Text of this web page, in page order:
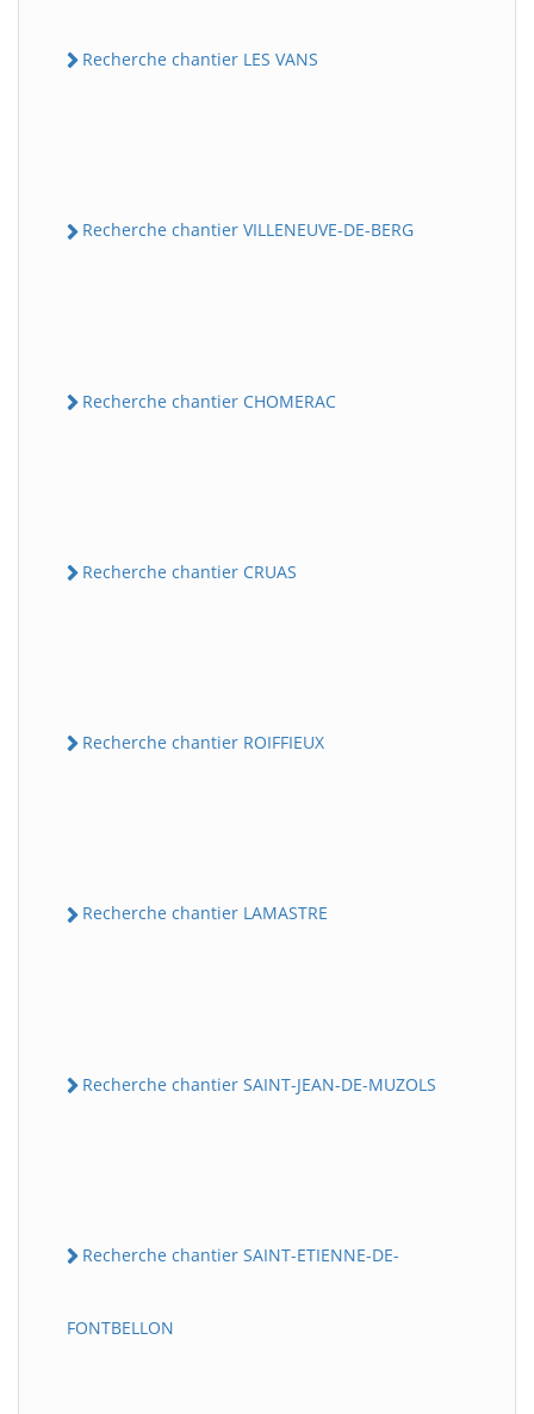
Recherche chantier LES VANS
Recherche chantier VILLENEUVE-DE-BERG
Recherche chantier CHOMERAC
Recherche chantier CRUAS
Recherche chantier ROIFFIEUX
Recherche chantier LAMASTRE
Recherche chantier SAINT-JEAN-DE-MUZOLS
Recherche chantier SAINT-ETIENNE-DE-
FONTBELLON